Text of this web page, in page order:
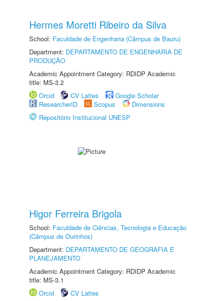
Hermes Moretti Ribeiro da Silva
School: Faculdade de Engenharia (Câmpus de Bauru)
Department: DEPARTAMENTO DE ENGENHARIA DE
PRODUÇÃO
Academic Appointment Category: RDIDP Academic
title: MS-3.2
Orcid
CV Lattes
Google Scholar
ResearcherID
Scopus
Dimensions
Repositório Institucional UNESP
Higor Ferreira Brigola
School: Faculdade de Ciências, Tecnologia e Educação
(Câmpus de Ourinhos)
Department: DEPARTAMENTO DE GEOGRAFIA E
PLANEJAMENTO
Academic Appointment Category: RDIDP Academic
title: MS-3.1
Orcid
CV Lattes